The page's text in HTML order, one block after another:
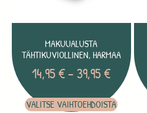
MAKUUALUSTA
TÄHTIKUVIOLLINEN, HARMAA
14,95€– 39,95€
VALITSE VAIHTOEHDOISTA